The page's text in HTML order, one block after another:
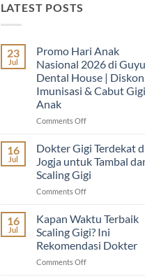
LATEST POSTS
23
Jul
Promo Hari Anak
Nasional 2026 di Guyu
Dental House | Diskon
Imunisasi & Cabut Gigi
Anak
Comments Offon
Hari
Anak
Nasional
2026
di
Dental
|
Diskon
Imunisasi
16
Jul
Dokter Gigi Terdekat
Jogja untuk Tambal
Scaling Gigi
Comments Offon
Gigi
Terdekat
di
Jogja
untuk
16
Jul
Kapan Waktu Terbaik
Scaling Gigi? Ini
Rekomendasi Dokter
Comments Offon